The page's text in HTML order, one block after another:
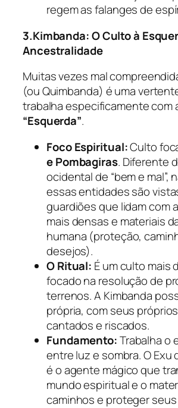
regem as falanges de
3.Kimbanda: O Culto à
Ancestralidade
Muitas vezes mal
(ou Quimbanda) é uma
trabalha especificamente com
“Esquerda”.
Foco Espiritual:Culto
e Pombagiras. Diferente
ocidental de “bem e mal”,
essas entidades são
guardiões que lidam com
mais densas e materiais
humana (proteção,
desejos).
O Ritual: É um culto mais
focado na resolução de
terrenos. A Kimbanda
própria, com seus
cantados e riscados.
Fundamento:Trabalha o
entre luz e sombra. O Exu
é o agente mágico que
mundo espiritual e o
caminhos e proteger